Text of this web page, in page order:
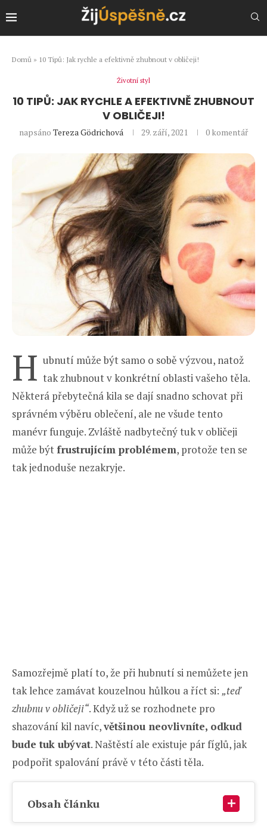
Domů » 10 Tipů: Jak rychle a efektivně zhubnout v obličeji!
Životní styl
10 TIPŮ: JAK RYCHLE A EFEKTIVNĚ ZHUBNOUT
V OBLIČEJI!
napsáno Tereza Gödrichová 29. září, 2021 0 komentář
H ubnutí může být samo o sobě výzvou, natož
tak zhubnout v konkrétní oblasti vašeho těla.
Některá přebytečná kila se dají snadno schovat při
správném výběru oblečení, ale ne všude tento
manévr funguje. Zvláště nadbytečný tuk v obličeji
může býtfrustrujícím problémem, protože ten se
tak jednoduše nezakryje.
Samozřejmě platí to, že při hubnutí si nemůžete jen
tak lehce zamávat kouzelnou hůlkou a říct si: „teď
zhubnu v obličeji“. Když už se rozhodnete pro
shazování kil navíc,většinou neovlivníte, odkud
bude tuk ubývat. Naštěstí ale existuje pár fíglů, jak
podpořit spalování právě v této části těla.
Obsah článku